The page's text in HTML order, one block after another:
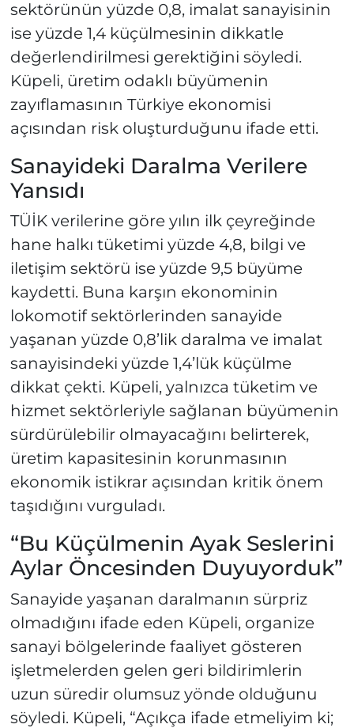
sektörünün yüzde 0,8, imalat sanayisinin
ise yüzde 1,4 küçülmesinin dikkatle
değerlendirilmesi gerektiğini söyledi.
Küpeli, üretim odaklı büyümenin
zayıflamasının Türkiye ekonomisi
açısından risk oluşturduğunu ifade etti.
Sanayideki Daralma Verilere
Yansıdı
TÜİK verilerine göre yılın ilk çeyreğinde
hane halkı tüketimi yüzde 4,8, bilgi ve
iletişim sektörü ise yüzde 9,5 büyüme
kaydetti. Buna karşın ekonominin
lokomotif sektörlerinden sanayide
yaşanan yüzde 0,8’lik daralma ve imalat
sanayisindeki yüzde 1,4’lük küçülme
dikkat çekti. Küpeli, yalnızca tüketim ve
hizmet sektörleriyle sağlanan büyümenin
sürdürülebilir olmayacağını belirterek,
üretim kapasitesinin korunmasının
ekonomik istikrar açısından kritik önem
taşıdığını vurguladı.
“Bu Küçülmenin Ayak Seslerini
Aylar Öncesinden Duyuyorduk”
Sanayide yaşanan daralmanın sürpriz
olmadığını ifade eden Küpeli, organize
sanayi bölgelerinde faaliyet gösteren
işletmelerden gelen geri bildirimlerin
uzun süredir olumsuz yönde olduğunu
söyledi. Küpeli, “Açıkça ifade etmeliyim ki;